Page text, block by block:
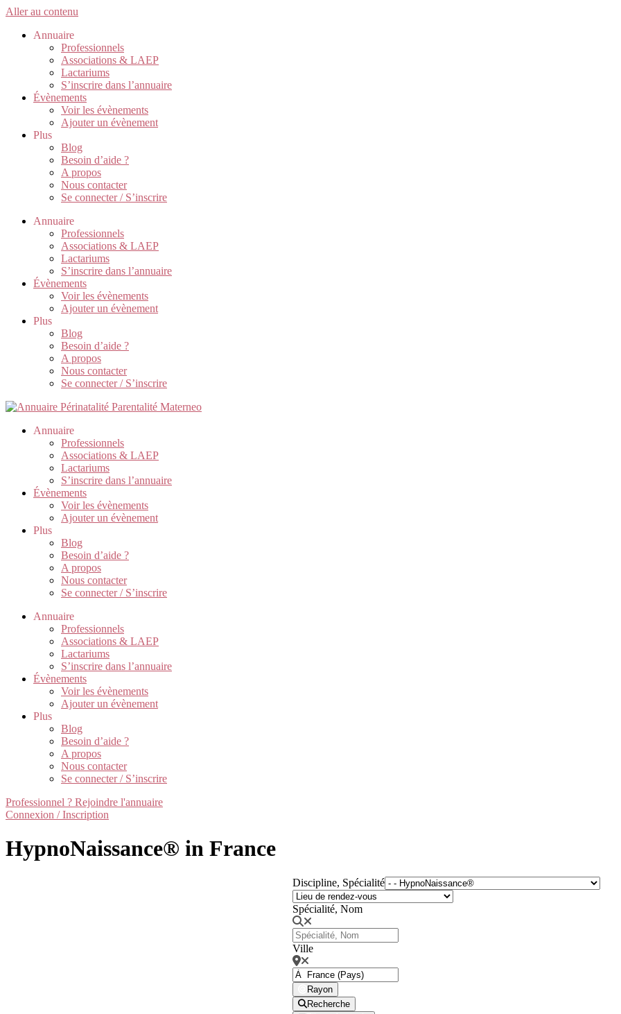
Aller au contenu
Annuaire
Professionnels
Associations & LAEP
Lactariums
S’inscrire dans l’annuaire
Évènements
Voir les évènements
Ajouter un évènement
Plus
Blog
Besoin d’aide ?
A propos
Nous contacter
Se connecter / S’inscrire
Annuaire
Professionnels
Associations & LAEP
Lactariums
S’inscrire dans l’annuaire
Évènements
Voir les évènements
Ajouter un évènement
Plus
Blog
Besoin d’aide ?
A propos
Nous contacter
Se connecter / S’inscrire
Annuaire
Professionnels
Associations & LAEP
Lactariums
S’inscrire dans l’annuaire
Évènements
Voir les évènements
Ajouter un évènement
Plus
Blog
Besoin d’aide ?
A propos
Nous contacter
Se connecter / S’inscrire
Annuaire
Professionnels
Associations & LAEP
Lactariums
S’inscrire dans l’annuaire
Évènements
Voir les évènements
Ajouter un évènement
Plus
Blog
Besoin d’aide ?
A propos
Nous contacter
Se connecter / S’inscrire
Professionnel ? Rejoindre l'annuaire
Connexion / Inscription
HypnoNaissance® in France
Discipline, Spécialité
Spécialité, Nom
Ville
Rayon
Recherche